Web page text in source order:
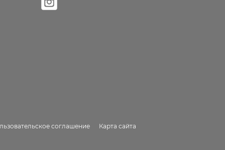
соглашение Карта сайта